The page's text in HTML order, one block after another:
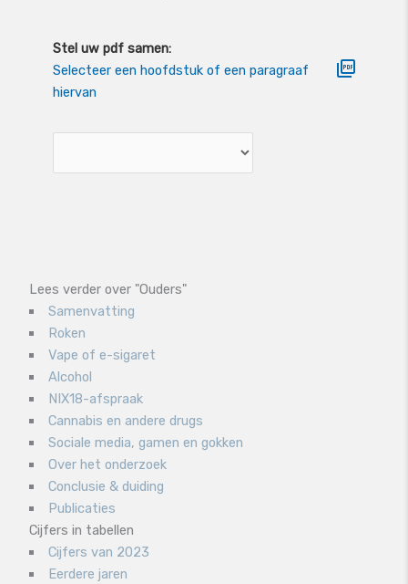
Stel uw pdf samen:
Selecteer een hoofdstuk of een paragraaf
hiervan
Lees verder over "Ouders"
Samenvatting
Roken
Vape of e-sigaret
Alcohol
NIX18-afspraak
Cannabis en andere drugs
Sociale media, gamen en gokken
Over het onderzoek
Conclusie & duiding
Publicaties
Cijfers in tabellen
Cijfers van 2023
Eerdere jaren